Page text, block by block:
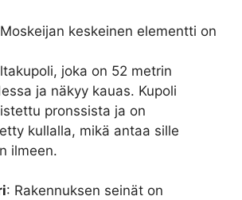
keskeinen elementti on
joka on 52 metrin
ja näkyy kauas. Kupoli
pronssista ja on
kullalla, mikä antaa sille
ilmeen.
: Rakennuksen seinät on